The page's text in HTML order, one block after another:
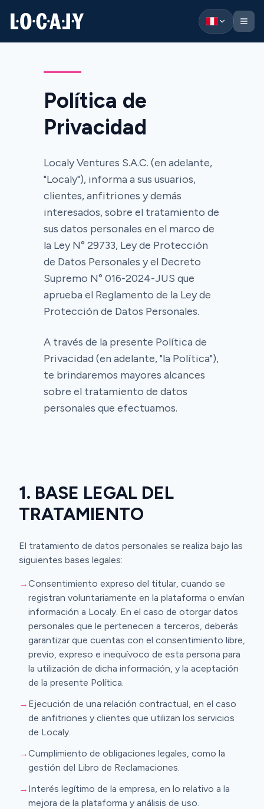
Localy — Ir al inicio
Política de
Privacidad
Localy Ventures S.A.C. (en adelante,
"Localy"), informa a sus usuarios,
clientes, anfitriones y demás
interesados, sobre el tratamiento de
sus datos personales en el marco de
la Ley N° 29733, Ley de Protección
de Datos Personales y el Decreto
Supremo N° 016-2024-JUS que
aprueba el Reglamento de la Ley de
Protección de Datos Personales.
A través de la presente Política de
Privacidad (en adelante, "la Política"),
te brindaremos mayores alcances
sobre el tratamiento de datos
personales que efectuamos.
1. BASE LEGAL DEL
TRATAMIENTO
El tratamiento de datos personales se realiza bajo las
siguientes bases legales:
→Consentimiento expreso del titular, cuando se
registran voluntariamente en la plataforma o envían
información a Localy. En el caso de otorgar datos
personales que le pertenecen a terceros, deberás
garantizar que cuentas con el consentimiento libre,
previo, expreso e inequívoco de esta persona para
la utilización de dicha información, y la aceptación
de la presente Política.
→ Ejecución de una relación contractual, en el caso
de anfitriones y clientes que utilizan los servicios
de Localy.
→Cumplimiento de obligaciones legales, como la
gestión del Libro de Reclamaciones.
→ Interés legítimo de la empresa, en lo relativo a la
mejora de la plataforma y análisis de uso.